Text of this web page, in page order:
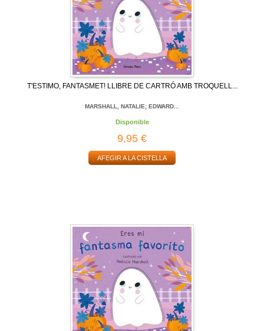
T'ESTIMO, FANTASMET! LLIBRE DE CARTRÓ AMB TROQUELL...
MARSHALL, NATALIE; EDWARD...
Disponible
9,95 €
AFEGIR A LA CISTELLA